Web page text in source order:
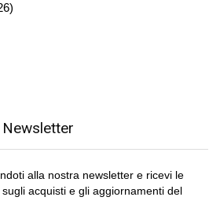
alla nostra newsletter e ricevi le
acquisti e gli aggiornamenti del